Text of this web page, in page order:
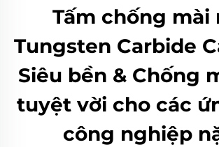
Tấm chống mài
Tungsten Carbide
Siêu bền & Chống
tuyệt vời cho các
công nghiệp